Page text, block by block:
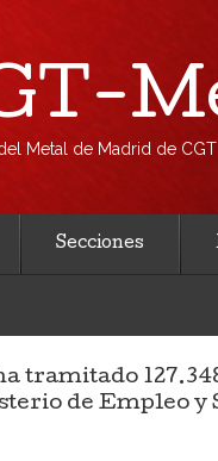
Metal de Madrid de CGT
Secciones
tramitado
de Empleo y